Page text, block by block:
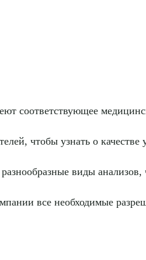
соответствующее
чтобы узнать о качестве
виды
все необходимые